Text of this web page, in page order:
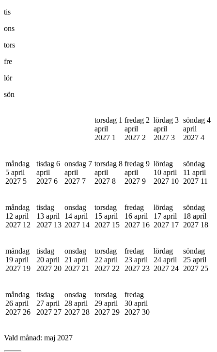
tis
ons
tors
fre
lör
sön
torsdag 1
april
2027 1
fredag 2
april
2027 2
lördag 3
april
2027 3
söndag 4
april
2027 4
måndag
5 april
2027 5
tisdag 6
april
2027 6
onsdag 7
april
2027 7
torsdag 8
april
2027 8
fredag 9
april
2027 9
lördag
10 april
2027 10
söndag
11 april
2027 11
måndag
12 april
2027 12
tisdag
13 april
2027 13
onsdag
14 april
2027 14
torsdag
15 april
2027 15
fredag
16 april
2027 16
lördag
17 april
2027 17
söndag
18 april
2027 18
måndag
19 april
2027 19
tisdag
20 april
2027 20
onsdag
21 april
2027 21
torsdag
22 april
2027 22
fredag
23 april
2027 23
lördag
24 april
2027 24
söndag
25 april
2027 25
måndag
26 april
2027 26
tisdag
27 april
2027 27
onsdag
28 april
2027 28
torsdag
29 april
2027 29
fredag
30 april
2027 30
Vald månad: maj 2027